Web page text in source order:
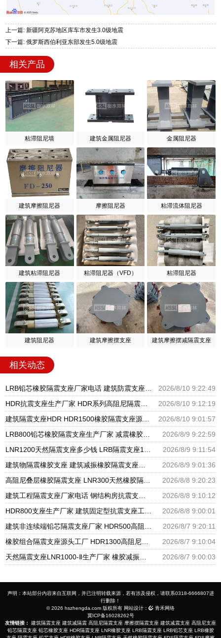
上一篇: 新疆阿克苏地区库车市发生3.0级地震
下一篇: 俄罗斯西伯利亚东部发生5.0级地震
相关产品
粘滞阻尼墙 建筑金属阻尼器 金属阻尼器
建筑摩擦阻尼器 摩擦阻尼器 粘滞流体阻尼器
建筑粘滞阻尼器 粘滞阻尼器（VFD） 粘滞阻尼器
建筑阻尼器 建筑摩擦摆支座 建筑摩擦摆减隔震支座
相关动态
LRB铅芯橡胶隔震支座厂家电话 建筑防震支座LRB700 橡胶支座HDR
2026/8/10 9:22:49
HDR抗震支座生产厂家 HDR系列高阻尼隔震支座多少钱 HDR700高阻尼橡胶支座多少钱
2026/8/10 9:12:19
建筑隔震支座HDR HDR1500橡胶隔震支座源头工厂 水平力分散型橡胶隔震支座LNR厂家
2026/8/10 9:01:57
LRB800铅芯橡胶隔震支座生产厂家 减震橡胶支座生产厂家 HDR400隔震支座源头工厂
2026/8/9 9:22:59
LNR1200天然隔震支座多少钱 LRB隔震支座1400 HDR型高阻尼橡胶隔震支座厂家电话
2026/8/9 9:11:54
建筑物隔震橡胶支座 建筑减振橡胶隔震支座生产厂家 HDR600隔震支座生产厂家
2026/8/9 9:01:36
高阻尼叠层橡胶隔震支座 LNR300天然橡胶隔震支座多少钱 LNR隔震支座400(II型)厂家
2026/8/8 9:20:23
建筑工程隔震支座厂家电话 钢结构房抗震支座 抗震减振支座厂家电话
2026/8/8 9:10:12
HDR800支座生产厂家 建筑固定型抗震支座工厂 摩擦支座价格
2026/8/8 9:00:01
建筑非连续端铅芯隔震支座厂家 HDR500高阻尼橡胶支座多少钱 建筑橡胶隔震支座LNRLRB源头工厂
2026/8/7 9:20:11
橡胶组合隔震支座源头工厂 HDR1300高阻尼支座 天然橡胶隔震支座厂家直销
2026/8/7 9:10:04
天然隔震支座LNR1000-Ⅱ生产厂家 橡胶减振支座厂家 HDR600隔震支座厂家
2026/8/7 9:00:03
声明：本站部分内容来自互联网，并已注明转载来源，若有涉及侵权，请联系0318-6666807进
行删除！
© 2026 hszhengda.com 版权所有 网站设计：
青禾网络
冀ICP备16028262号
友情链接：
建筑隔震支座 建筑减隔震 高阻尼隔震支座 摩擦摆隔震支座 建筑减震支座 高阻尼支座
铅芯隔震支座 铅芯橡胶支座 HDR隔震支座 LNR橡胶支座 LRB隔震支座 LRB铅芯支座 LRB橡胶